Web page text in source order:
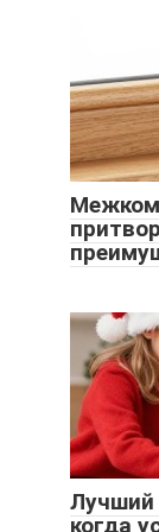
Лучший
когда